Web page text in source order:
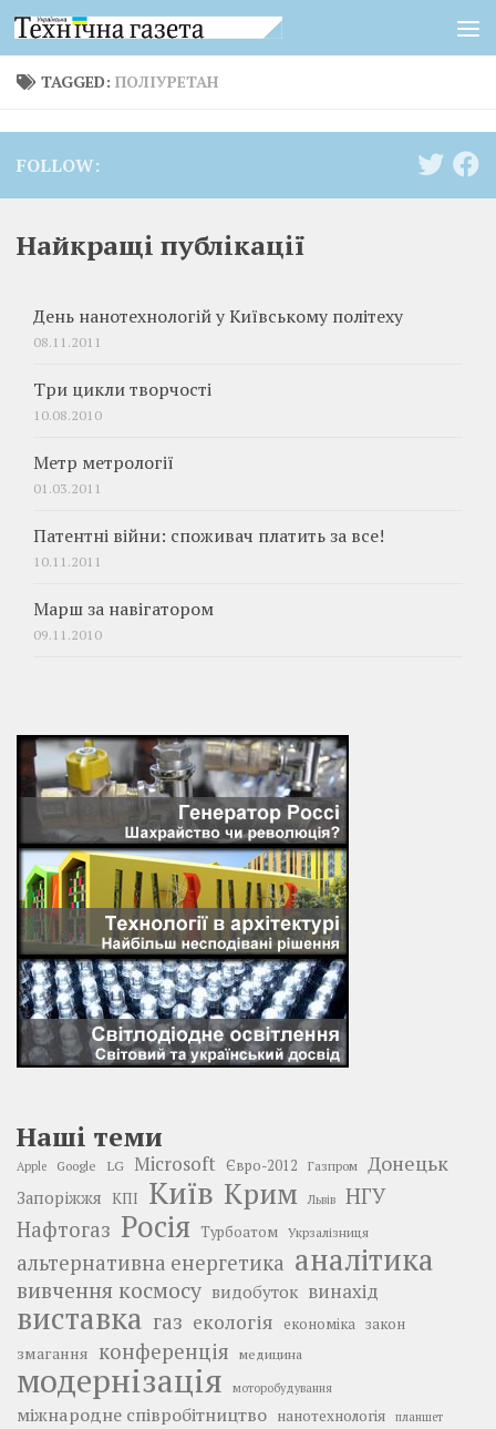
Skip to content
TAGGED: ПОЛІУРЕТАН
FOLLOW:
Найкращі публікації
День нанотехнологій у Київському політеху
08.11.2011
Три цикли творчості
10.08.2010
Метр метрології
01.03.2011
Патентні війни: споживач платить за все!
10.11.2011
Марш за навігатором
09.11.2010
Наші теми
Apple Google LG Microsoft Євро-2012 Газпром Донецьк
Запоріжжя КПІ Київ Крим Львів
НГУ
Нафтогаз Росія Турбоатом Укрзалізниця
альтернативна енергетика аналітика
вивчення космосу видобуток винахід
виставка газ екологія економіка закон
змагання конференція медицина
модернізація моторобудування
міжнародне співробітництво нанотехнологія планшет